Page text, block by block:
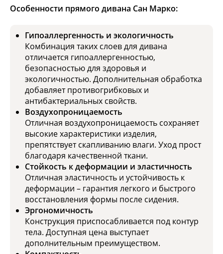
Особенности прямого дивана Сан Марко:
Гипоаллергенность и экологичность
Комбинация таких слоев для дивана
отличается гипоаллергенностью,
безопасностью для здоровья и
экологичностью. Дополнительная обработка
добавляет противогрибковых и
антибактериальных свойств.
Воздухопроницаемость
Отличная воздухопроницаемость сохраняет
высокие характеристики изделия,
препятствует скапливанию влаги. Уход прост
благодаря качественной ткани.
Стойкость к деформации и эластичность
Отличная эластичность и устойчивость к
деформации – гарантия легкого и быстрого
восстановления формы после сидения.
Эргономичность
Конструкция приспосабливается под контур
тела. Доступная цена выступает
дополнительным преимуществом.